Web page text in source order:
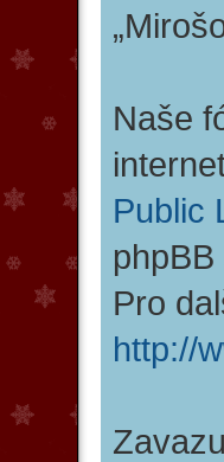
Naše
Public
Pro
http://